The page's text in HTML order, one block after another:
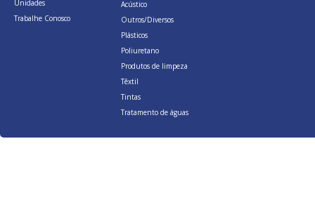
Unidades
Trabalhe Conosco
Acústico
Outros/Diversos
Plásticos
Poliuretano
Produtos de limpeza
Têxtil
Tintas
Tratamento de águas